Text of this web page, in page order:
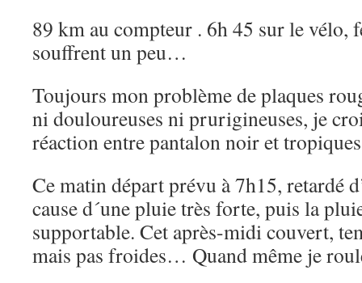
89 km au compteur . 6h 45 sur le vélo,
souffrent un peu…
Toujours mon problème de plaques
ni douloureuses ni prurigineuses, je
réaction entre pantalon noir et
Ce matin départ prévu à 7h15, retardé
cause d´une pluie très forte, puis la
supportable. Cet après-midi couvert,
mais pas froides… Quand même je